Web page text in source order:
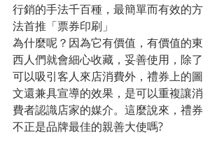
行銷的手法千百種，最簡單而有效的方
法首推「票券印刷」
為什麼呢？因為它有價值，有價值的東
西人們就會細心收藏，妥善使用，除了
可以吸引客人來店消費外，禮券上的圖
文還兼具宣導的效果，是可以重複讓消
費者認識店家的媒介。這麼說來，禮券
不正是品牌最佳的親善大使嗎?